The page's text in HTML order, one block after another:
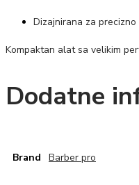
Dizajnirana za
Kompaktan alat sa velikim
Dodatne
Brand Barber pro